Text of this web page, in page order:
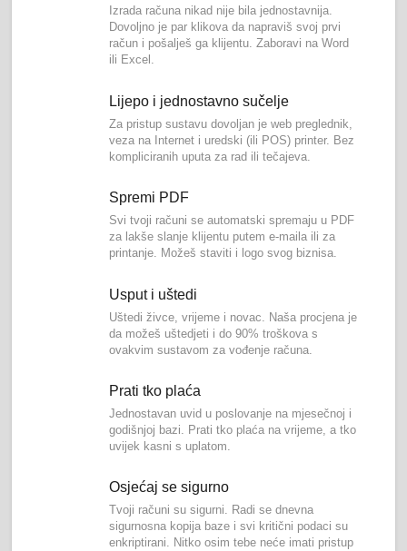
Izrada računa nikad nije bila jednostavnija.
Dovoljno je par klikova da napraviš svoj prvi
račun i pošalješ ga klijentu. Zaboravi na Word
ili Excel.
Lijepo i jednostavno sučelje
Za pristup sustavu dovoljan je web preglednik,
veza na Internet i uredski (ili POS) printer. Bez
kompliciranih uputa za rad ili tečajeva.
Spremi PDF
Svi tvoji računi se automatski spremaju u PDF
za lakše slanje klijentu putem e-maila ili za
printanje. Možeš staviti i logo svog biznisa.
Usput i uštedi
Uštedi živce, vrijeme i novac. Naša procjena je
da možeš uštedjeti i do 90% troškova s
ovakvim sustavom za vođenje računa.
Prati tko plaća
Jednostavan uvid u poslovanje na mjesečnoj i
godišnjoj bazi. Prati tko plaća na vrijeme, a tko
uvijek kasni s uplatom.
Osjećaj se sigurno
Tvoji računi su sigurni. Radi se dnevna
sigurnosna kopija baze i svi kritični podaci su
enkriptirani. Nitko osim tebe neće imati pristup